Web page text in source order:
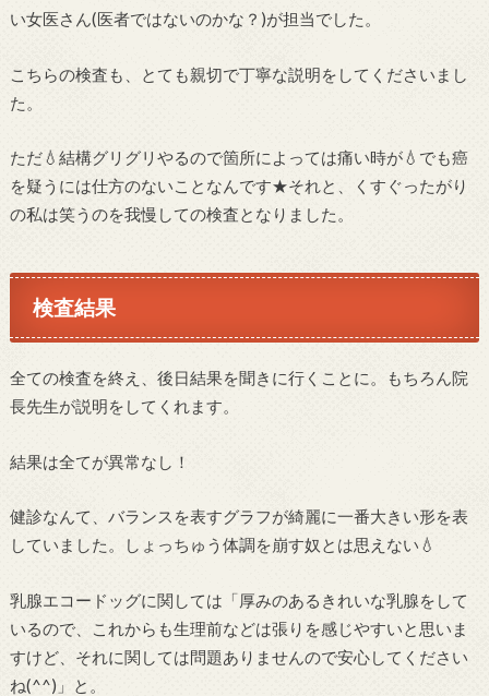
い女医さん(医者ではないのかな？)が担当でした。
こちらの検査も、とても親切で丁寧な説明をしてくださいまし
た。
ただ💧結構グリグリやるので箇所によっては痛い時が💧でも癌
を疑うには仕方のないことなんです★それと、くすぐったがり
の私は笑うのを我慢しての検査となりました。
検査結果
全ての検査を終え、後日結果を聞きに行くことに。もちろん院
長先生が説明をしてくれます。
結果は全てが異常なし！
健診なんて、バランスを表すグラフが綺麗に一番大きい形を表
していました。しょっちゅう体調を崩す奴とは思えない💧
乳腺エコードッグに関しては「厚みのあるきれいな乳腺をして
いるので、これからも生理前などは張りを感じやすいと思いま
すけど、それに関しては問題ありませんので安心してください
ね(^^)」と。